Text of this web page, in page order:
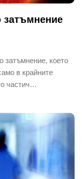
затъмнение, което
в крайните
частич…